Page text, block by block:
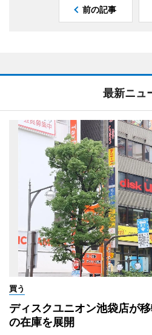
前の記事
最新ニュ
買う
ディスクユニオン池袋店が
の在庫を展開